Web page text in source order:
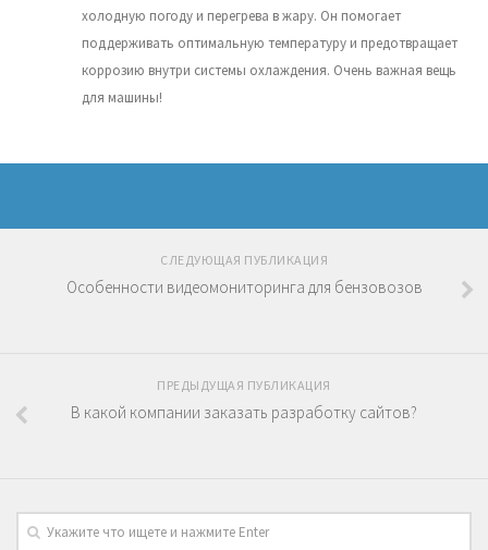
холодную погоду и перегрева в жару. Он помогает
поддерживать оптимальную температуру и предотвращает
коррозию внутри системы охлаждения. Очень важная вещь
для машины!
СЛЕДУЮЩАЯ ПУБЛИКАЦИЯ
Особенности видеомониторинга для бензовозов
ПРЕДЫДУЩАЯ ПУБЛИКАЦИЯ
В какой компании заказать разработку сайтов?